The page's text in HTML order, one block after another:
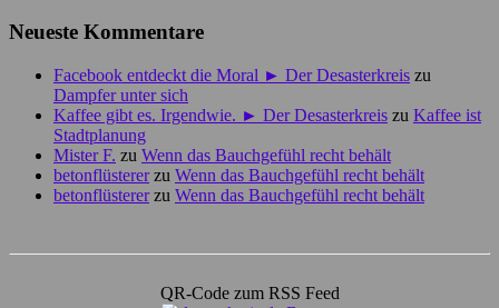
Neueste Kommentare
Facebook entdeckt die Moral ► Der Desasterkreis zu
Dampfer unter sich
Kaffee gibt es. Irgendwie. ► Der Desasterkreis zu Kaffee ist
Stadtplanung
Mister F. zu Wenn das Bauchgefühl recht behält
betonflüstererzu Wenn das Bauchgefühl recht behält
betonflüstererzu Wenn das Bauchgefühl recht behält
QR-Code zum RSS Feed